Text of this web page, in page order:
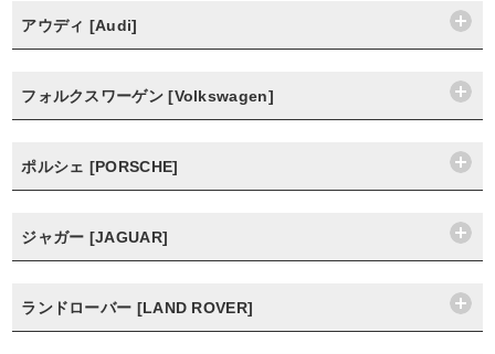
アウディ [Audi]
フォルクスワーゲン [Volkswagen]
ポルシェ [PORSCHE]
ジャガー [JAGUAR]
ランドローバー [LAND ROVER]